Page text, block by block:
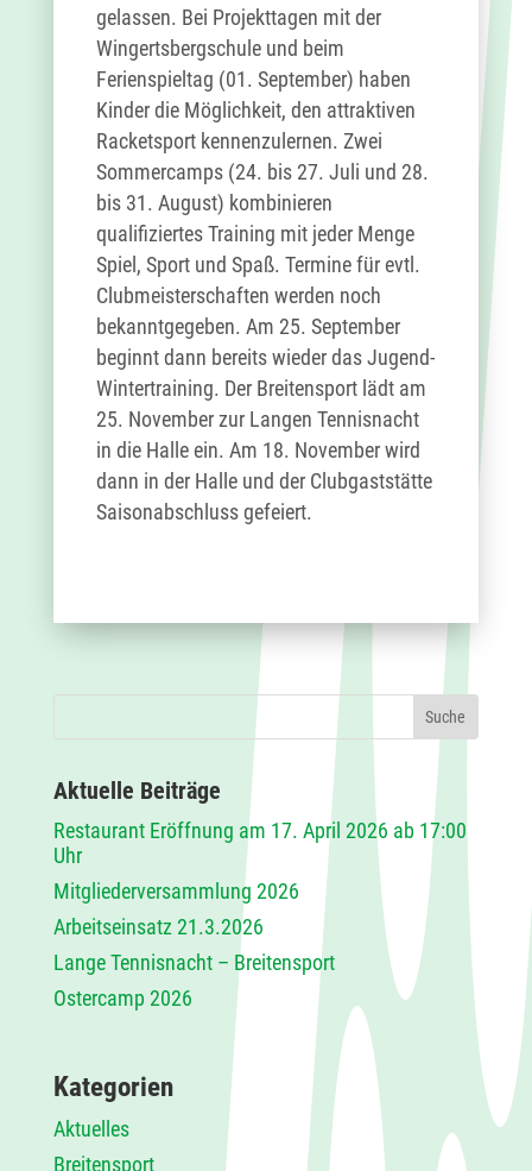
gelassen. Bei Projekttagen mit der
Wingertsbergschule und beim
Ferienspieltag (01. September) haben
Kinder die Möglichkeit, den attraktiven
Racketsport kennenzulernen. Zwei
Sommercamps (24. bis 27. Juli und 28.
bis 31. August) kombinieren
qualifiziertes Training mit jeder Menge
Spiel, Sport und Spaß. Termine für evtl.
Clubmeisterschaften werden noch
bekanntgegeben. Am 25. September
beginnt dann bereits wieder das Jugend-
Wintertraining. Der Breitensport lädt am
25. November zur Langen Tennisnacht
in die Halle ein. Am 18. November wird
dann in der Halle und der Clubgaststätte
Saisonabschluss gefeiert.
Aktuelle Beiträge
Restaurant Eröffnung am 17. April 2026 ab 17:00
Uhr
Mitgliederversammlung 2026
Arbeitseinsatz 21.3.2026
Lange Tennisnacht – Breitensport
Ostercamp 2026
Kategorien
Aktuelles
Breitensport